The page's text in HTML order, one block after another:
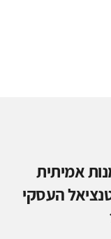
אמיתית
העסקי